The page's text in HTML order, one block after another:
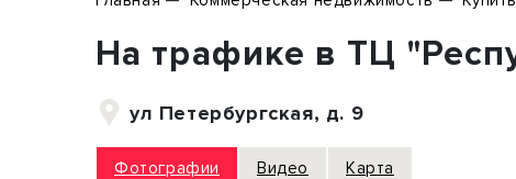
Торговое помещение
Склад
Производство
На трафике в ТЦ
ул Петербургская, д. 9
Фотографии Видео Карта